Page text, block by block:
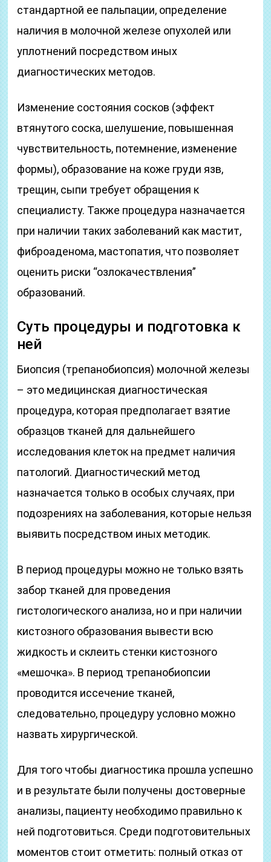
стандартной ее пальпации, определение
наличия в молочной железе опухолей или
уплотнений посредством иных
диагностических методов.
Изменение состояния сосков (эффект
втянутого соска, шелушение, повышенная
чувствительность, потемнение, изменение
формы), образование на коже груди язв,
трещин, сыпи требует обращения к
специалисту. Также процедура назначается
при наличии таких заболеваний как мастит,
фиброаденома, мастопатия, что позволяет
оценить риски “озлокачествления”
образований.
Суть процедуры и подготовка к
ней
Биопсия (трепанобиопсия) молочной железы
– это медицинская диагностическая
процедура, которая предполагает взятие
образцов тканей для дальнейшего
исследования клеток на предмет наличия
патологий. Диагностический метод
назначается только в особых случаях, при
подозрениях на заболевания, которые нельзя
выявить посредством иных методик.
В период процедуры можно не только взять
забор тканей для проведения
гистологического анализа, но и при наличии
кистозного образования вывести всю
жидкость и склеить стенки кистозного
«мешочка». В период трепанобиопсии
проводится иссечение тканей,
следовательно, процедуру условно можно
назвать хирургической.
Для того чтобы диагностика прошла успешно
и в результате были получены достоверные
анализы, пациенту необходимо правильно к
ней подготовиться. Среди подготовительных
моментов стоит отметить: полный отказ от